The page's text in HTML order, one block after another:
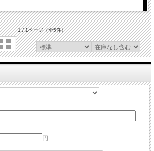
1 / 1ページ（全5件）
円